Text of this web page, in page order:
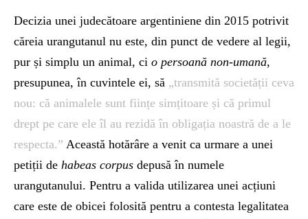
Decizia unei judecătoare argentiniene din 2015 potrivit
căreia urangutanul nu este, din punct de vedere al legii,
pur și simplu un animal, ci o persoană non-umană,
presupunea, în cuvintele ei, să „transmită societății ceva
nou: că animalele sunt ființe simțitoare și că primul
drept pe care ele îl au rezidă în obligația noastră de a le
respecta.” Această hotărâre a venit ca urmare a unei
petiții de habeas corpus depusă în numele
urangutanului. Pentru a valida utilizarea unei acțiuni
care este de obicei folosită pentru a contesta legalitatea